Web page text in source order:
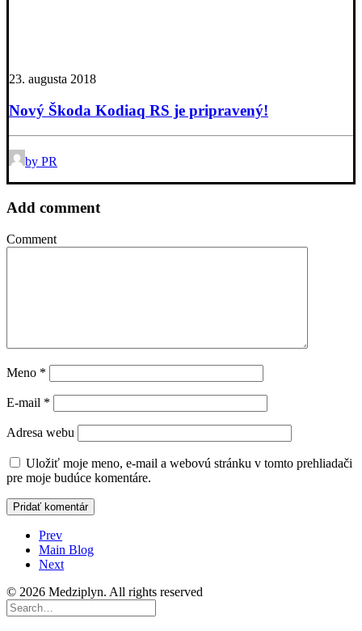
23. augusta 2018
Nový Škoda Kodiaq RS je pripravený!
by PR
Add comment
Comment
Meno *
E-mail *
Adresa webu
Uložiť moje meno, e-mail a webovú stránku v tomto prehliadači
pre moje budúce komentáre.
Prev
Main Blog
Next
© 2026 Medziplyn. All rights reserved